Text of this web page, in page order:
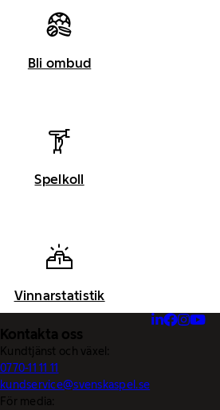
Bli ombud
Spelkoll
Vinnarstatistik
Kontakta oss
Kundtjänst och växel:
0770-11 11 11
kundservice@svenskaspel.se
För media: